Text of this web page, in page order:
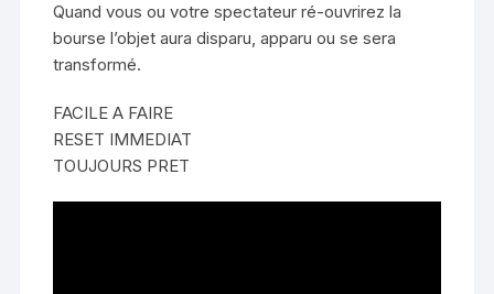
Quand vous ou votre spectateur ré-ouvrirez la
bourse l’objet aura disparu, apparu ou se sera
transformé.
FACILE A FAIRE
RESET IMMEDIAT
TOUJOURS PRET